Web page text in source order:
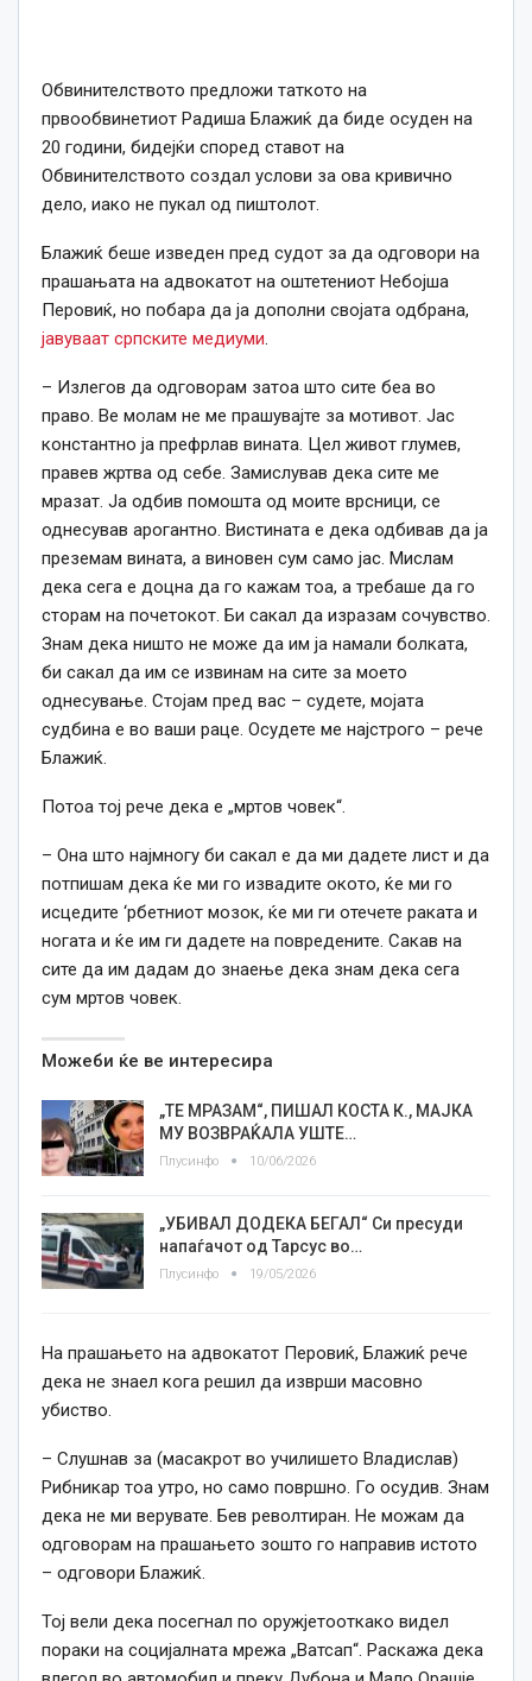
Обвинителството предложи таткото на
првообвинетиот Радиша Блажиќ да биде осуден на
20 години, бидејќи според ставот на
Обвинителството создал услови за ова кривично
дело, иако не пукал од пиштолот.
Блажиќ беше изведен пред судот за да одговори на
прашањата на адвокатот на оштетениот Небојша
Перовиќ, но побара да ја дополни својата одбрана,
јавуваат српските медиуми.
– Излегов да одговорам затоа што сите беа во
право. Ве молам не ме прашувајте за мотивот. Јас
константно ја префрлав вината. Цел живот глумев,
правев жртва од себе. Замислував дека сите ме
мразат. Ја одбив помошта од моите врсници, се
однесував арогантно. Вистината е дека одбивав да ја
преземам вината, а виновен сум само јас. Мислам
дека сега е доцна да го кажам тоа, а требаше да го
сторам на почетокот. Би сакал да изразам сочувство.
Знам дека ништо не може да им ја намали болката,
би сакал да им се извинам на сите за моето
однесување. Стојам пред вас – судете, мојата
судбина е во ваши раце. Осудете ме најстрого – рече
Блажиќ.
Потоа тој рече дека е „мртов човек“.
– Она што најмногу би сакал е да ми дадете лист и да
потпишам дека ќе ми го извадите окото, ќе ми го
исцедите ‘рбетниот мозок, ќе ми ги отечете раката и
ногата и ќе им ги дадете на повредените. Сакав на
сите да им дадам до знаење дека знам дека сега
сум мртов човек.
Можеби ќе ве интересира
„ТЕ МРАЗАМ“, ПИШАЛ КОСТА К., МАЈКА
МУ ВОЗВРАЌАЛА УШТЕ…
Плусинфо 10/06/2026
„УБИВАЛ ДОДЕКА БЕГАЛ“ Си пресуди
напаѓачот од Тарсус во…
Плусинфо 19/05/2026
На прашањето на адвокатот Перовиќ, Блажиќ рече
дека не знаел кога решил да изврши масовно
убиство.
– Слушнав за (масакрот во училишето Владислав)
Рибникар тоа утро, но само површно. Го осудив. Знам
дека не ми верувате. Бев револтиран. Не можам да
одговорам на прашањето зошто го направив истото
– одговори Блажиќ.
Тој вели дека посегнал по оружјетооткако видел
пораки на социјалната мрежа „Ватсап“. Раскажа дека